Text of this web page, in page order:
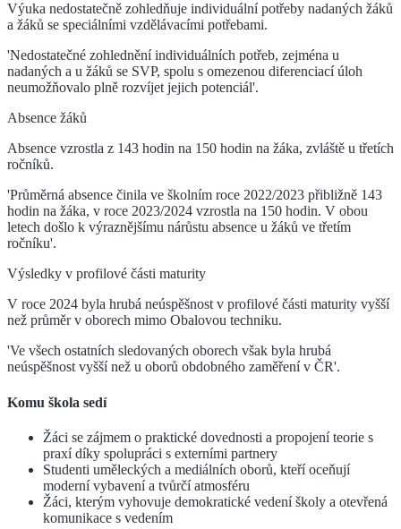
Výuka nedostatečně zohledňuje individuální potřeby nadaných žáků
a žáků se speciálními vzdělávacími potřebami.
'Nedostatečné zohlednění individuálních potřeb, zejména u
nadaných a u žáků se SVP, spolu s omezenou diferenciací úloh
neumožňovalo plně rozvíjet jejich potenciál'.
Absence žáků
Absence vzrostla z 143 hodin na 150 hodin na žáka, zvláště u třetích
ročníků.
'Průměrná absence činila ve školním roce 2022/2023 přibližně 143
hodin na žáka, v roce 2023/2024 vzrostla na 150 hodin. V obou
letech došlo k výraznějšímu nárůstu absence u žáků ve třetím
ročníku'.
Výsledky v profilové části maturity
V roce 2024 byla hrubá neúspěšnost v profilové části maturity vyšší
než průměr v oborech mimo Obalovou techniku.
'Ve všech ostatních sledovaných oborech však byla hrubá
neúspěšnost vyšší než u oborů obdobného zaměření v ČR'.
Komu škola sedí
Žáci se zájmem o praktické dovednosti a propojení teorie s
praxí díky spolupráci s externími partnery
Studenti uměleckých a mediálních oborů, kteří oceňují
moderní vybavení a tvůrčí atmosféru
Žáci, kterým vyhovuje demokratické vedení školy a otevřená
komunikace s vedením